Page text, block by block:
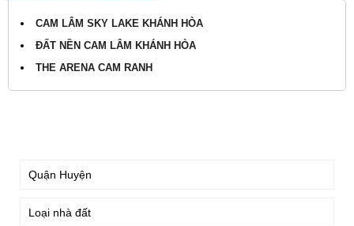
CAM LÂM SKY LAKE KHÁNH HÒA
ĐẤT NỀN CAM LÂM KHÁNH HÒA
THE ARENA CAM RANH